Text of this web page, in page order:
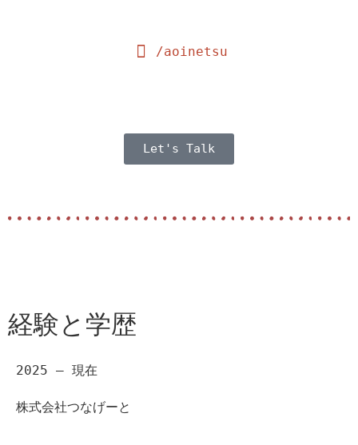
/aoinetsu
Let's Talk
経験と学歴
2025 – 現在
株式会社つなげーと